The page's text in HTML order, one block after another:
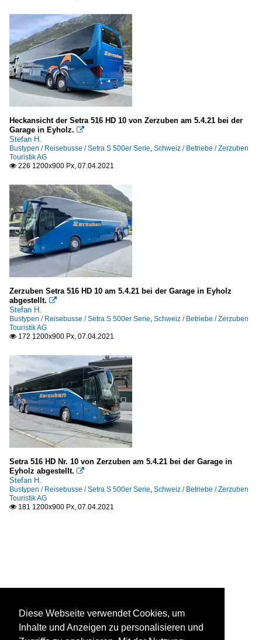
Heckansicht der Setra 516 HD 10 von Zerzuben am 5.4.21 bei der
Garage in Eyholz. 
Stefan H.
Bustypen / Reisebusse / Setra S 500er Serie, Schweiz / Betriebe / Zerzuben
Touristik AG
 226 1200x900 Px, 07.04.2021
Zerzuben Setra 516 HD 10 am 5.4.21 bei der Garage in Eyholz
abgestellt. 
Stefan H.
Bustypen / Reisebusse / Setra S 500er Serie, Schweiz / Betriebe / Zerzuben
Touristik AG
 172 1200x900 Px, 07.04.2021
Setra 516 HD Nr. 10 von Zerzuben am 5.4.21 bei der Garage in
Eyholz abgestellt. 
Stefan H.
Bustypen / Reisebusse / Setra S 500er Serie, Schweiz / Betriebe / Zerzuben
Touristik AG
 181 1200x900 Px, 07.04.2021
Diese Webseite verwendet Cookies, um
Inhalte und Anzeigen zu personalisieren und